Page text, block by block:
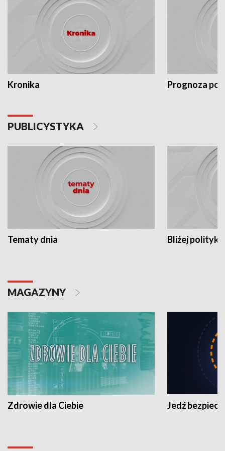
Kronika Prognoza
PUBLICYSTYKA
Tematy dnia Bliżej polityki
MAGAZYNY
Zdrowie dla Ciebie Jedź